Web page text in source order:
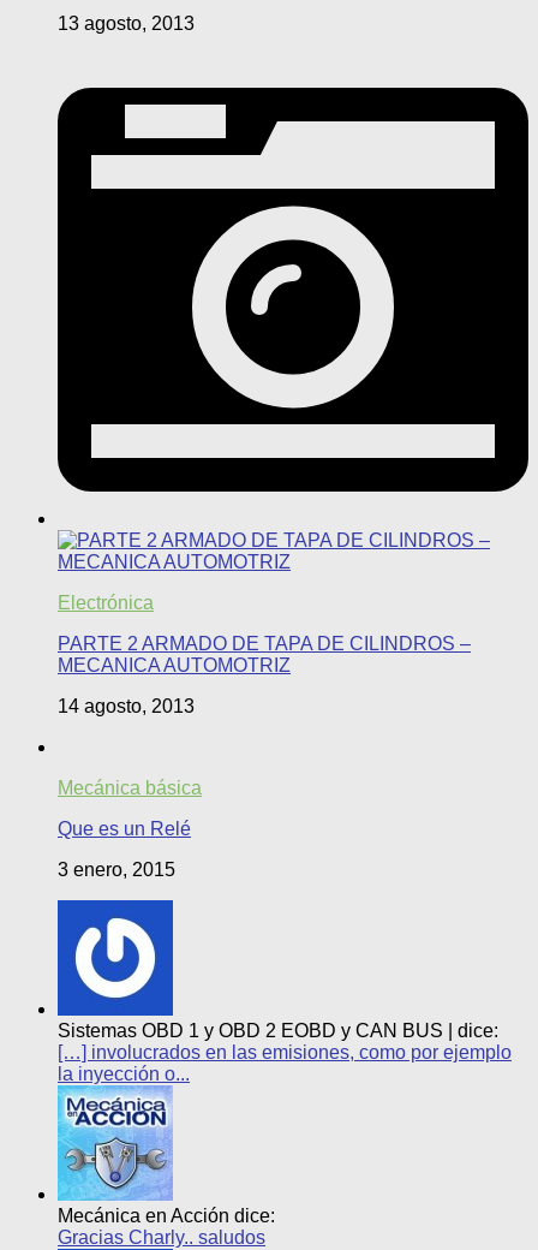
13 agosto, 2013
Electrónica
PARTE 2 ARMADO DE TAPA DE CILINDROS –
MECANICA AUTOMOTRIZ
14 agosto, 2013
Mecánica básica
Que es un Relé
3 enero, 2015
Sistemas OBD 1 y OBD 2 EOBD y CAN BUS | dice:
[…] involucrados en las emisiones, como por ejemplo
la inyección o...
Mecánica en Acción dice:
Gracias Charly.. saludos